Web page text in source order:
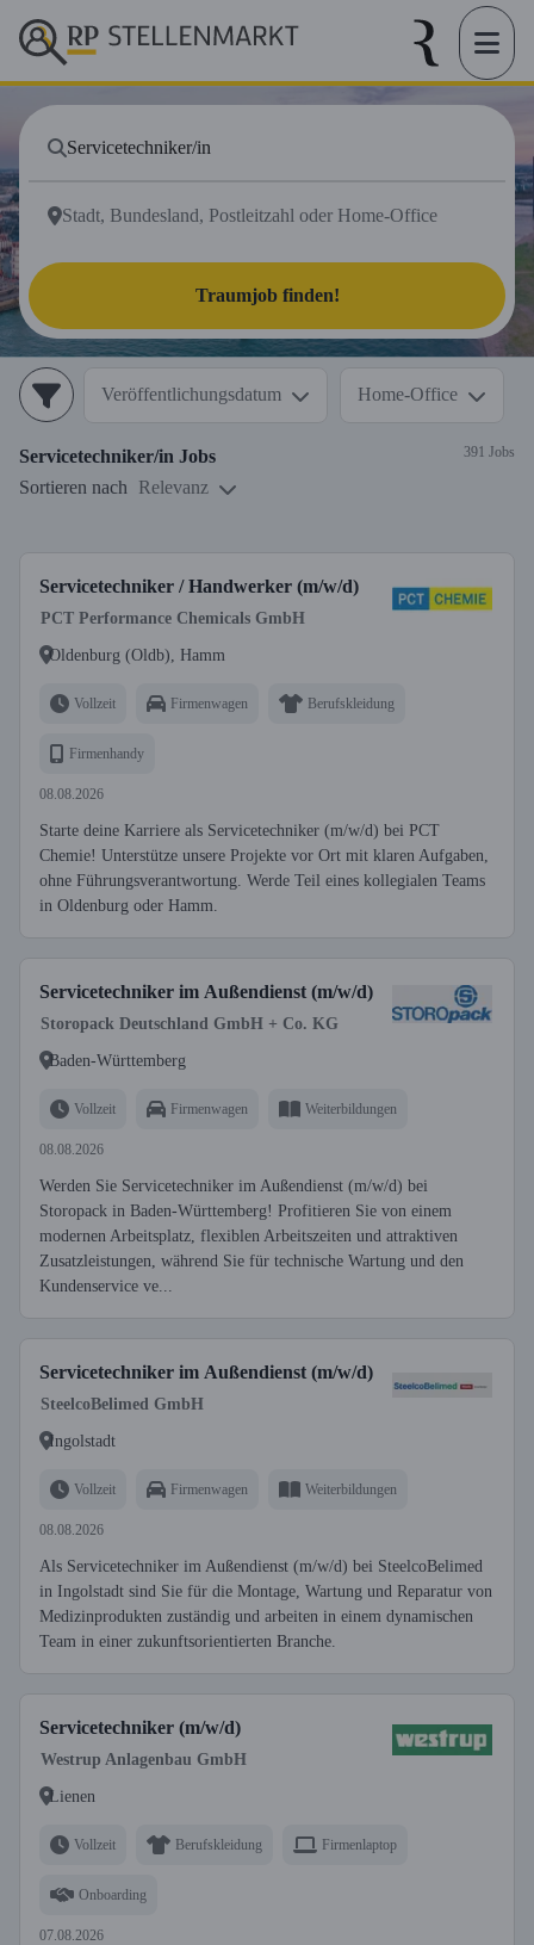
Traumjob finden!
Veröffentlichungsdatum Home-Office
Servicetechniker/in Jobs 391 Jobs
Sortieren nach Relevanz
Servicetechniker / Handwerker (m/w/d)
PCT Performance Chemicals GmbH
Oldenburg (Oldb), Hamm
Vollzeit Firmenwagen Berufskleidung
Firmenhandy
08.08.2026
Starte deine Karriere als Servicetechniker (m/w/d) bei PCT
Chemie! Unterstütze unsere Projekte vor Ort mit klaren Aufgaben,
ohne Führungsverantwortung. Werde Teil eines kollegialen Teams
in Oldenburg oder Hamm.
Servicetechniker im Außendienst (m/w/d)
Storopack Deutschland GmbH + Co. KG
Baden-Württemberg
Vollzeit Firmenwagen Weiterbildungen
08.08.2026
Werden Sie Servicetechniker im Außendienst (m/w/d) bei
Storopack in Baden-Württemberg! Profitieren Sie von einem
modernen Arbeitsplatz, flexiblen Arbeitszeiten und attraktiven
Zusatzleistungen, während Sie für technische Wartung und den
Kundenservice ve...
Servicetechniker im Außendienst (m/w/d)
SteelcoBelimed GmbH
Ingolstadt
Vollzeit Firmenwagen Weiterbildungen
08.08.2026
Als Servicetechniker im Außendienst (m/w/d) bei SteelcoBelimed
in Ingolstadt sind Sie für die Montage, Wartung und Reparatur von
Medizinprodukten zuständig und arbeiten in einem dynamischen
Team in einer zukunftsorientierten Branche.
Servicetechniker (m/w/d)
Westrup Anlagenbau GmbH
Lienen
Vollzeit Berufskleidung Firmenlaptop
Onboarding
07.08.2026